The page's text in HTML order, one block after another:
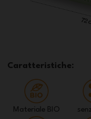
Caratteristiche:
Materiale BIO